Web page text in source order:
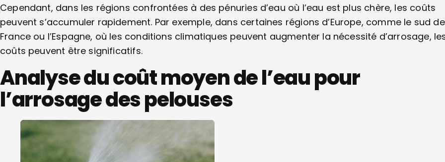
Cependant, dans les régions confrontées à des pénuries d’eau où l’eau est plus chère, les coûts
peuvent s’accumuler rapidement. Par exemple, dans certaines régions d’Europe, comme le sud
France ou l’Espagne, où les conditions climatiques peuvent augmenter la nécessité d’arrosage,
coûts peuvent être significatifs.
Analyse du coût moyen de l’eau pour
l’arrosage des pelouses